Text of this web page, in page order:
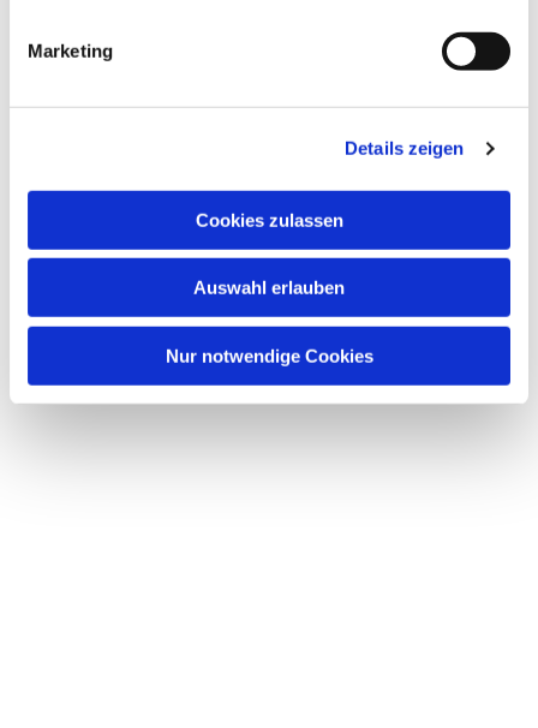
Marketing
Details zeigen
Cookies zulassen
Auswahl erlauben
Nur notwendige Cookies